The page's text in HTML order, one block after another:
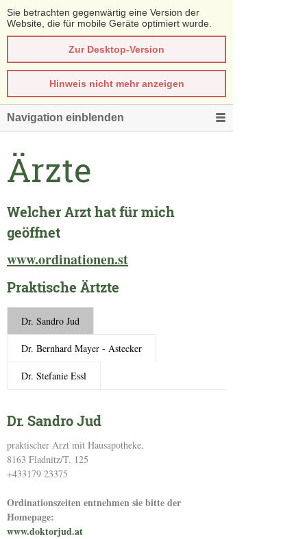
Sie betrachten gegenwärtig eine Version der
Website, die für mobile Geräte optimiert wurde.
Zur Desktop-Version
Hinweis nicht mehr anzeigen
Navigation einblenden
Ärzte
Welcher Arzt hat für mich
geöffnet
www.ordinationen.st
Praktische Ärtzte
Dr. Sandro Jud
Dr. Bernhard Mayer - Astecker
Dr. Stefanie Essl
Dr. Sandro Jud
praktischer Arzt mit Hausapotheke,
8163 Fladnitz/T. 125
+433179 23375
Ordinationszeiten entnehmen sie bitte der
Homepage:
www.doktorjud.at